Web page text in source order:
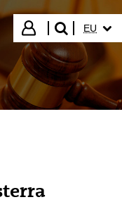
Hasi saioa
bilatu"
EU